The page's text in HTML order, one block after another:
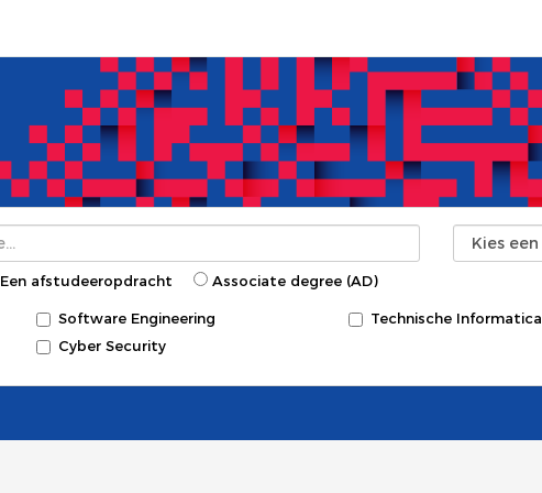
Een afstudeeropdracht Associate degree (AD)
Software Engineering
Cyber Security
Technische Informatica